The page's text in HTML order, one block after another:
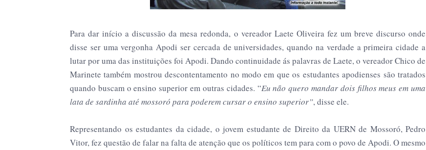
Para dar início a discussão da mesa redonda, o vereador Laete Oliveira fez um breve discurso onde
disse ser uma vergonha Apodi ser cercada de universidades, quando na verdade a primeira cidade a
lutar por uma das instituições foi Apodi. Dando continuidade ás palavras de Laete, o vereador Chico de
Marinete também mostrou descontentamento no modo em que os estudantes apodienses são tratados
quando buscam o ensino superior em outras cidades. “Eu não quero mandar dois filhos meus em uma
lata de sardinha até mossoró para poderem cursar o ensino superior”, disse ele.
Representando os estudantes da cidade, o jovem estudante de Direito da UERN de Mossoró, Pedro
Vitor, fez questão de falar na falta de atenção que os políticos tem para com o povo de Apodi. O mesmo